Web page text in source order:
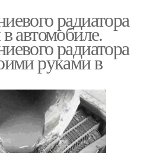
радиатора
автомобиле.
радиатора
руками в